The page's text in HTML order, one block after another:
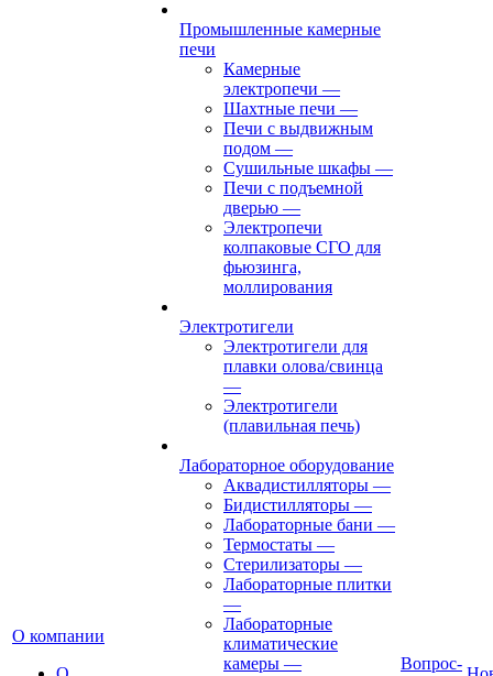
О компании
Промышленные камерные
печи
Камерные
электропечи —
Шахтные печи —
Печи с выдвижным
подом —
Сушильные шкафы —
Печи с подъемной
дверью —
Электропечи
колпаковые СГО для
фьюзинга,
моллирования
Электротигели
Электротигели для
плавки олова/свинца
—
Электротигели
(плавильная печь)
Лабораторное оборудование
Аквадистилляторы —
Бидистилляторы —
Лабораторные бани —
Термостаты —
Стерилизаторы —
Лабораторные плитки
—
Лабораторные
климатические
камеры —
Вопрос-